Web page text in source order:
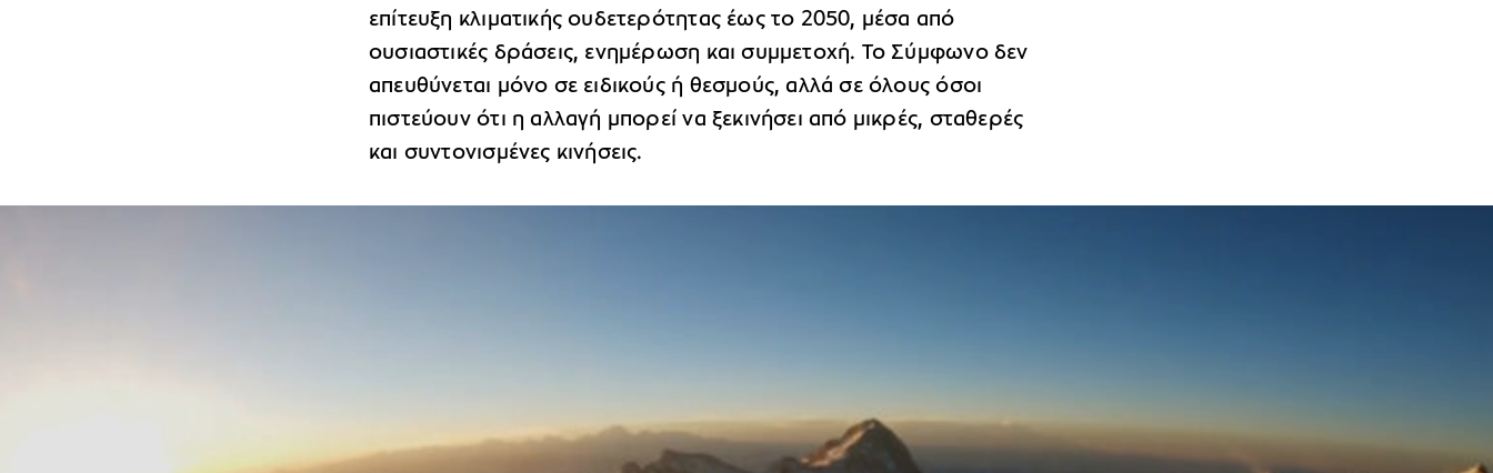
επίτευξη κλιματικής ουδετερότητας έως το 2050, μέσα από
ουσιαστικές δράσεις, ενημέρωση και συμμετοχή. Το Σύμφωνο δεν
απευθύνεται μόνο σε ειδικούς ή θεσμούς, αλλά σε όλους όσοι
πιστεύουν ότι η αλλαγή μπορεί να ξεκινήσει από μικρές, σταθερές
και συντονισμένες κινήσεις.